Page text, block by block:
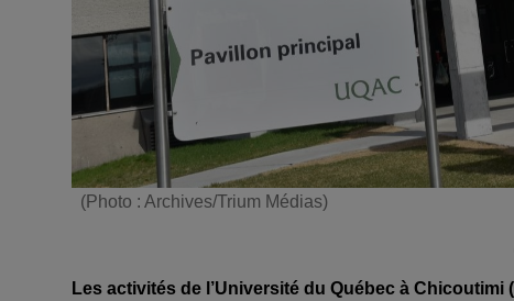
(Photo : Archives/Trium Médias)
Les activités de l’Université du Québec à